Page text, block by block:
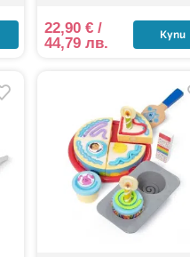
22,90€ /
44,79 лв.
Купи